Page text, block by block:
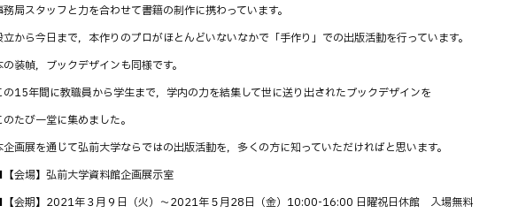
務局スタッフと力を合わせて書籍の制作に携わっています。
立から今日まで，本作りのプロがほとんどいないなかで「手作り」での出版活動を行っています。
の装幀，ブックデザインも同様です。
の15年間に教職員から学生まで，学内の力を結集して世に送り出されたブックデザインを
のたび一堂に集めました。
企画展を通じて弘前大学ならではの出版活動を，多くの方に知っていただければと思います。
会場】弘前大学資料館企画展示室
会期】 2021年３月９日（火）～2021年５月28日（金） 10:00-16:00 日曜祝日休館 入場無料